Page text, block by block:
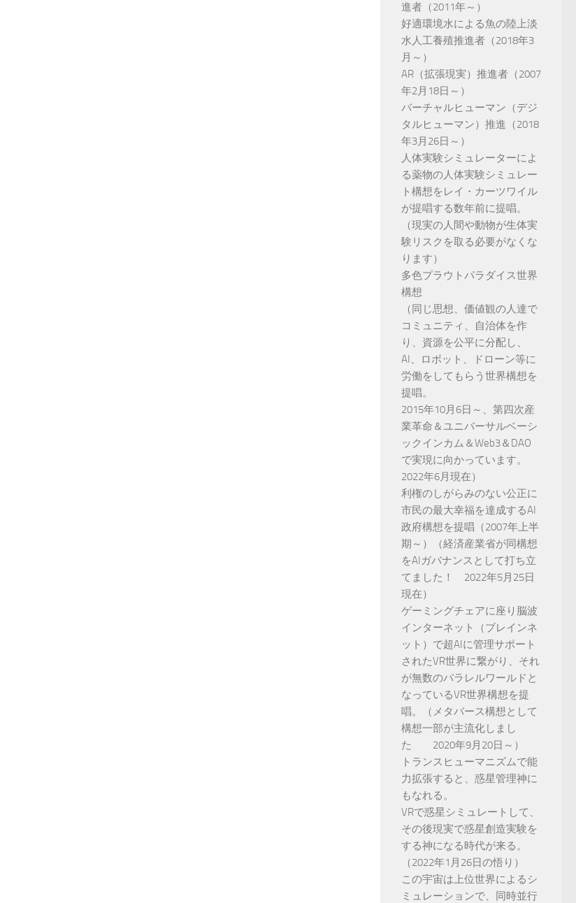
進者（2011年～）
好適環境水による魚の陸上淡
水人工養殖推進者（2018年3
月～）
AR（拡張現実）推進者（2007
年2月18日～）
バーチャルヒューマン（デジ
タルヒューマン）推進（2018
年3月26日～）
人体実験シミュレーターによ
る薬物の人体実験シミュレー
ト構想をレイ・カーツワイル
が提唱する数年前に提唱。
（現実の人間や動物が生体実
験リスクを取る必要がなくな
ります）
多色プラウトパラダイス世界
構想
（同じ思想、価値観の人達で
コミュニティ、自治体を作
り、資源を公平に分配し、
AI、ロボット、ドローン等に
労働をしてもらう世界構想を
提唱。
2015年10月6日～、第四次産
業革命＆ユニバーサルベーシ
ックインカム＆Web3＆DAO
で実現に向かっています。
2022年6月現在）
利権のしがらみのない公正に
市民の最大幸福を達成するAI
政府構想を提唱（2007年上半
期～）（経済産業省が同構想
をAIガバナンスとして打ち立
てました！ 2022年5月25日
現在）
ゲーミングチェアに座り脳波
インターネット（ブレインネ
ット）で超AIに管理サポート
されたVR世界に繋がり、それ
が無数のパラレルワールドと
なっているVR世界構想を提
唱。（メタバース構想として
構想一部が主流化しまし
た 2020年9月20日～）
トランスヒューマニズムで能
力拡張すると、惑星管理神に
もなれる。
VRで惑星シミュレートして、
その後現実で惑星創造実験を
する神になる時代が来る。
（2022年1月26日の悟り）
この宇宙は上位世界によるシ
ミュレーションで、同時並行